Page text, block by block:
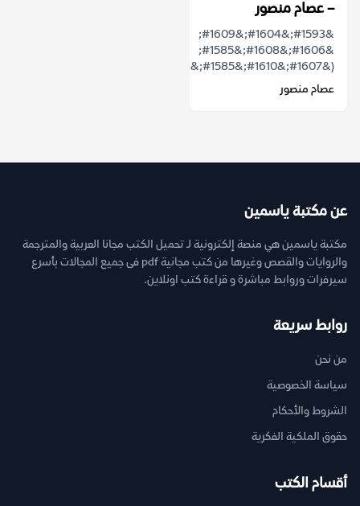
– عصام منصور
&#1593;&#1604;&#1609;
&#1606;&#1608;&#1585;
(&#1607;&#1610;&#1585;&#1608;&#1604;...
عصام منصور
عن مكتبة ياسمين
مكتبة ياسمين هي منصة إلكترونية لـ تحميل الكتب مجانا العربية والمترجمة
والروايات والقصص وغيرها من كتب مجانية pdf فى جميع المجالات بأسرع
سيرفرات وروابط مباشرة و قراءة كتب اونلاين.
روابط سريعة
من نحن
سياسة الخصوصية
الشروط والأحكام
حقوق الملكية الفكرية
أقسام الكتب